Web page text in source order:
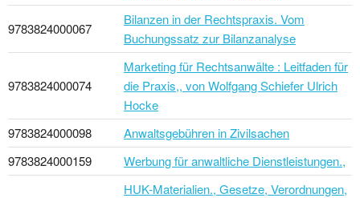
9783824000067
Bilanzen in der Rechtspraxis. Vom
Buchungssatz zur Bilanzanalyse
9783824000074
Marketing für Rechtsanwälte : Leitfaden für
die Praxis,, von Wolfgang Schiefer Ulrich
Hocke
9783824000098
Anwaltsgebühren in Zivilsachen
9783824000159
Werbung für anwaltliche Dienstleistungen.,
HUK-Materialien., Gesetze, Verordnungen,